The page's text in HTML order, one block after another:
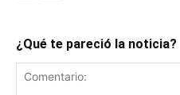
¿Qué te pareció la noticia?